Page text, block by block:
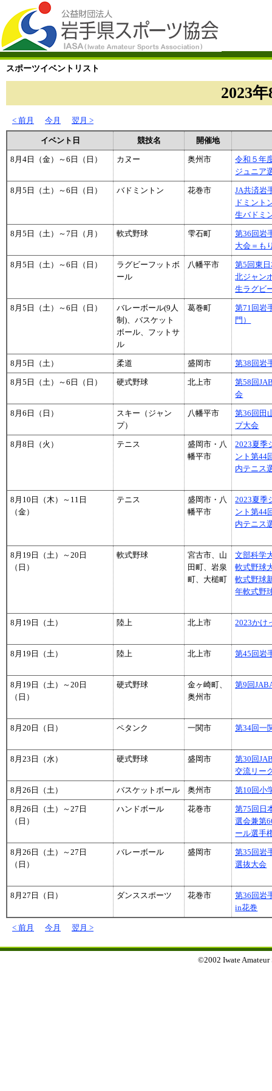
スポーツイベントリスト
2023
< 前月 今月 翌月 >
イベント日 競技名 開催地
8月4日（金）～6日（日） カヌー 奥州市
令和５年
ジュニア
8月5日（土）～6日（日） バドミントン 花巻市
JA共済岩
ドミント
生バドミ
8月5日（土）～7日（月） 軟式野球 雫石町
第36回岩
大会＝も
8月5日（土）～6日（日）
ラグビーフットボ
ール
八幡平市
第5回東
北ジャン
生ラグビ
8月5日（土）～6日（日）
バレーボール(9人
制)、バスケット
ボール、フットサ
ル
葛巻町
第71回岩
門）
8月5日（土） 柔道 盛岡市 第38回岩
8月5日（土）～6日（日） 硬式野球 北上市
第58回
会
8月6日（日）
スキー（ジャン
プ）
八幡平市
第36回田
プ大会
8月8日（火） テニス
盛岡市・八
幡平市
2023夏季
ント第44
内テニス
8月10日（木）～11日
（金）
テニス
盛岡市・八
幡平市
2023夏季
ント第44
内テニス
8月19日（土）～20日
（日）
軟式野球
宮古市、山
田町、岩泉
町、大槌町
文部科学
軟式野球
軟式野球
年軟式野
8月19日（土） 陸上 北上市 2023かけ
8月19日（土） 陸上 北上市 第45回岩
8月19日（土）～20日
（日）
硬式野球
金ヶ崎町、
奥州市
第9回
8月20日（日） ペタンク 一関市 第34回一
8月23日（水） 硬式野球 盛岡市
第30回
交流リー
8月26日（土） バスケットボール 奥州市 第10回小
8月26日（土）～27日
（日）
ハンドボール 花巻市
第75回日
選会兼第
ール選手
8月26日（土）～27日
（日）
バレーボール 盛岡市
第35回岩
選抜大会
8月27日（日） ダンススポーツ 花巻市
第36回岩
in花巻
< 前月 今月 翌月 >
©2002 Iwate Amateur